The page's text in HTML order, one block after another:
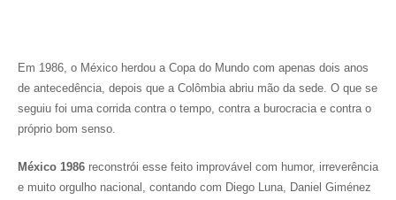
Em 1986, o México herdou a Copa do Mundo com apenas dois anos
de antecedência, depois que a Colômbia abriu mão da sede. O que se
seguiu foi uma corrida contra o tempo, contra a burocracia e contra o
próprio bom senso.
México 1986 reconstrói esse feito improvável com humor, irreverência
e muito orgulho nacional, contando com Diego Luna, Daniel Giménez